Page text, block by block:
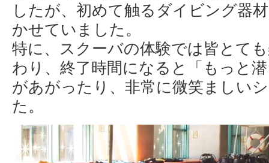
したが、初めて触るダイビング器
かせていました。
特に、スクーバの体験では皆とて
わり、終了時間になると「もっと
があがったり、非常に微笑ましい
た。